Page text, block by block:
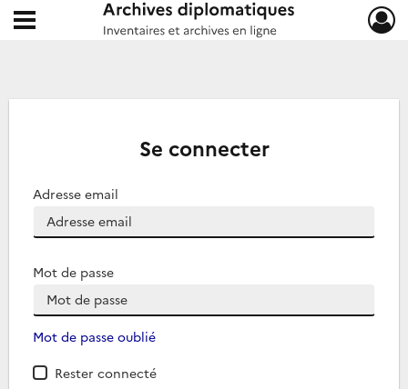
Archives diplomatiques
Ouvrir le menu déroulant
Se connecter
Adresse email
Mot de passe
Mot de passe oublié
Rester connecté